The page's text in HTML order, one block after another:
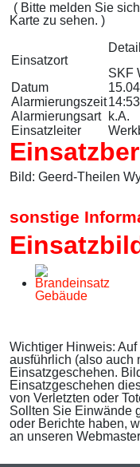
( Bitte melden Sie
Karte zu sehen. )
Einsatzort
SKF
Datum
Alarmierungszeit
Alarmierungsart
k.A.
Einsatzleiter
Bild: Geerd-Theilen
sonstige
Wichtiger Hinweis:
ausführlich (also auch
Einsatzgeschehen.
Einsatzgeschehen
von Verletzten oder
Sollten Sie Einwände
oder Berichte haben,
an unseren